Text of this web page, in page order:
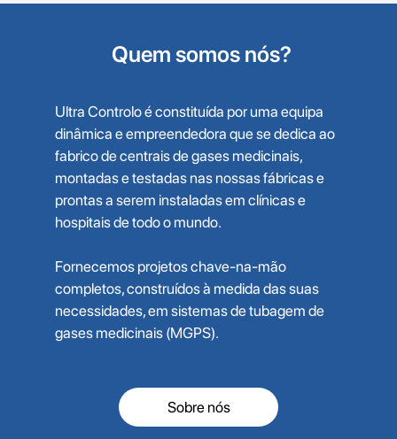
Quem somos nós?
Ultra Controlo é constituída por uma equipa
dinâmica e empreendedora que se dedica ao
fabrico de centrais de gases medicinais,
montadas e testadas nas nossas fábricas e
prontas a serem instaladas em clínicas e
hospitais de todo o mundo.
Fornecemos projetos chave-na-mão
completos, construídos à medida das suas
necessidades, em sistemas de tubagem de
gases medicinais (MGPS).
Sobre nós